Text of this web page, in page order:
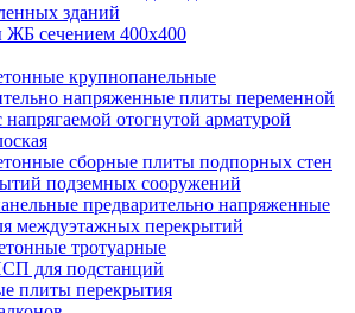
зданий
сечением 400х400
крупнопанельные
напряженные плиты переменной
отогнутой арматурой
сборные плиты подпорных стен
подземных сооружений
предварительно напряженные
междуэтажных перекрытий
тротуарные
для подстанций
плиты перекрытия